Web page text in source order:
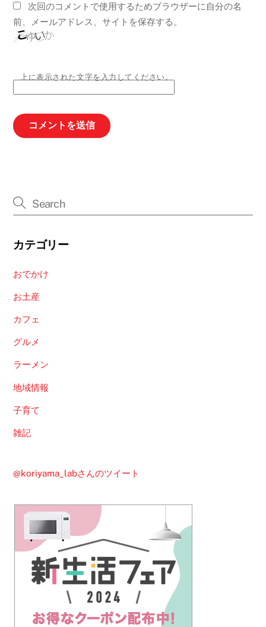
次回のコメントで使用するためブラウザーに自分の名
前、メールアドレス、サイトを保存する。
上に表示された文字を入力してください。
カテゴリー
おでかけ
お土産
カフェ
グルメ
ラーメン
地域情報
子育て
雑記
@koriyama_labさんのツイート